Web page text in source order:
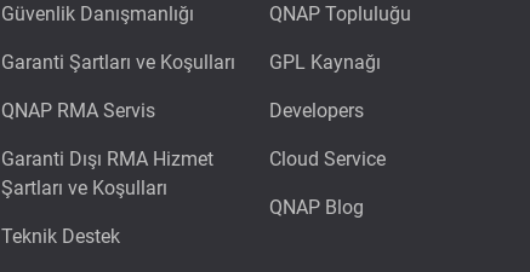
Güvenlik Danışmanlığı
Garanti Şartları ve Koşulları
QNAP RMA Servis
Garanti Dışı RMA Hizmet
Şartları ve Koşulları
Teknik Destek
QNAP Topluluğu
GPL Kaynağı
Developers
Cloud Service
QNAP Blog